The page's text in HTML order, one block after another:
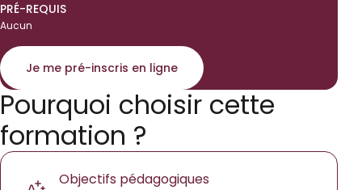
Pourquoi choisir cette
formation ?
Objectifs pédagogiques
PRÉ-REQUIS
Aucun
Je me pré-inscris en ligne